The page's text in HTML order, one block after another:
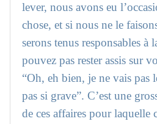
lever, nous avons eu
chose, et si nous ne le
serons tenus responsables à
pouvez pas rester assis sur
“Oh, eh bien, je ne vais pas
pas si grave”. C’est une
de ces affaires pour laquelle